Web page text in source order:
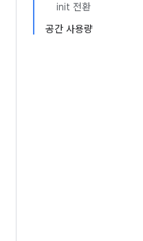
init 전환
공간 사용량